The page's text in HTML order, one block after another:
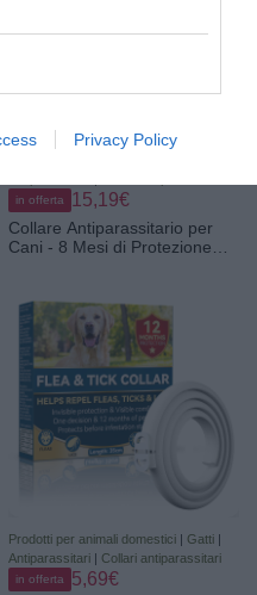
Privacy Policy
in offerta 15,19€
Collare Antiparassitario per
Cani - 8 Mesi di Protezione
Efficace e Sicuro 100%
Naturali (1, ROSA, 38CM)
Prodotti per animali domestici | Gatti |
Antiparassitari | Collari antiparassitari
in offerta 5,69€